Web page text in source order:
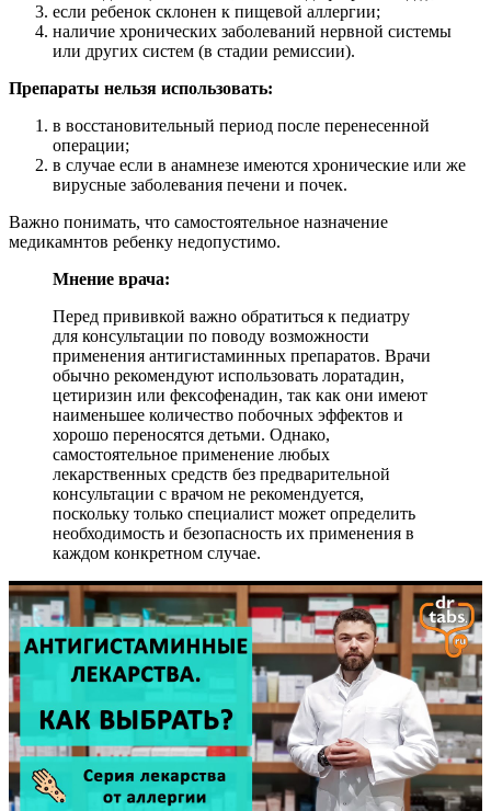
если ребенок склонен к пищевой аллергии;
наличие хронических заболеваний нервной системы
или других систем (в стадии ремиссии).
Препараты нельзя использовать:
в восстановительный период после перенесенной
операции;
в случае если в анамнезе имеются хронические или же
вирусные заболевания печени и почек.
Важно понимать, что самостоятельное назначение
медикамнтов ребенку недопустимо.
Мнение врача:
Перед прививкой важно обратиться к педиатру
для консультации по поводу возможности
применения антигистаминных препаратов. Врачи
обычно рекомендуют использовать лоратадин,
цетиризин или фексофенадин, так как они имеют
наименьшее количество побочных эффектов и
хорошо переносятся детьми. Однако,
самостоятельное применение любых
лекарственных средств без предварительной
консультации с врачом не рекомендуется,
поскольку только специалист может определить
необходимость и безопасность их применения в
каждом конкретном случае.